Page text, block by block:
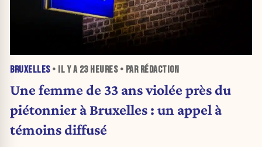
BRUXELLES• IL Y A 23 HEURES• PAR RÉDACTION
Une femme de 33 ans violée près du
piétonnier à Bruxelles : un appel à
témoins diffusé